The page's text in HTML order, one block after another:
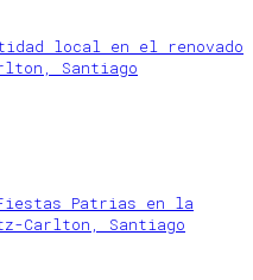
local en el renovado
Santiago
Patrias en la
Carlton, Santiago